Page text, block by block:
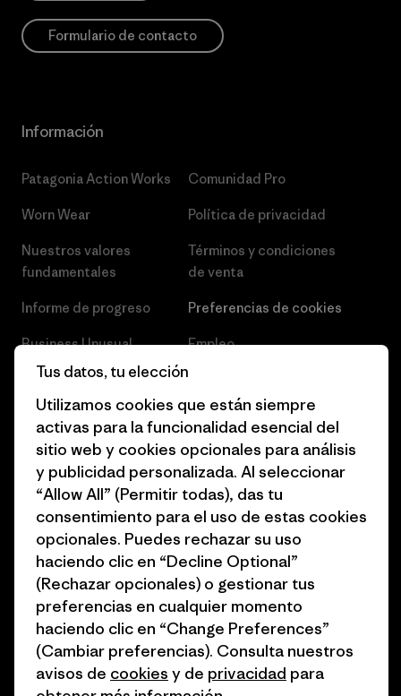
Formulario de contacto
Información
Patagonia Action Works
Worn Wear
Nuestros valores
fundamentales
Informe de progreso
Business Unusual
Objetivos climáticos
1% for the Planet
Cómo financiamos
Tarjetas regalo
Encuentra una tienda
Comunidad Pro
Política de privacidad
Términos y condiciones
de venta
Preferencias de cookies
Empleo
Prensa
Programa para profesionales
del sector
Programa de afiliados
Mapa del sitio Patagonia
España
© 2026 Patagonia, Inc. Todos los derechos reservados.
Tus datos, tu elección
Utilizamos cookies que están siempre
activas para la funcionalidad esencial del
sitio web y cookies opcionales para análisis
y publicidad personalizada. Al seleccionar
“Allow All” (Permitir todas), das tu
consentimiento para el uso de estas cookies
opcionales. Puedes rechazar su uso
haciendo clic en “Decline Optional”
(Rechazar opcionales) o gestionar tus
preferencias en cualquier momento
haciendo clic en “Change Preferences”
(Cambiar preferencias). Consulta nuestros
avisos de cookies y de privacidad para